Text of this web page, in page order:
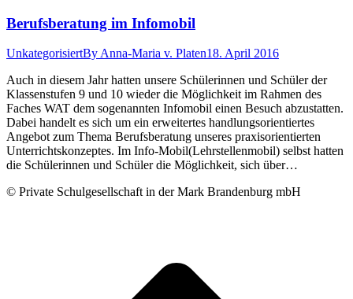
Berufsberatung im Infomobil
UnkategorisiertBy Anna-Maria v. Platen18. April 2016
Auch in diesem Jahr hatten unsere Schülerinnen und Schüler der
Klassenstufen 9 und 10 wieder die Möglichkeit im Rahmen des
Faches WAT dem sogenannten Infomobil einen Besuch abzustatten.
Dabei handelt es sich um ein erweitertes handlungsorientiertes
Angebot zum Thema Berufsberatung unseres praxisorientierten
Unterrichtskonzeptes. Im Info-Mobil(Lehrstellenmobil) selbst hatten
die Schülerinnen und Schüler die Möglichkeit, sich über…
© Private Schulgesellschaft in der Mark Brandenburg mbH